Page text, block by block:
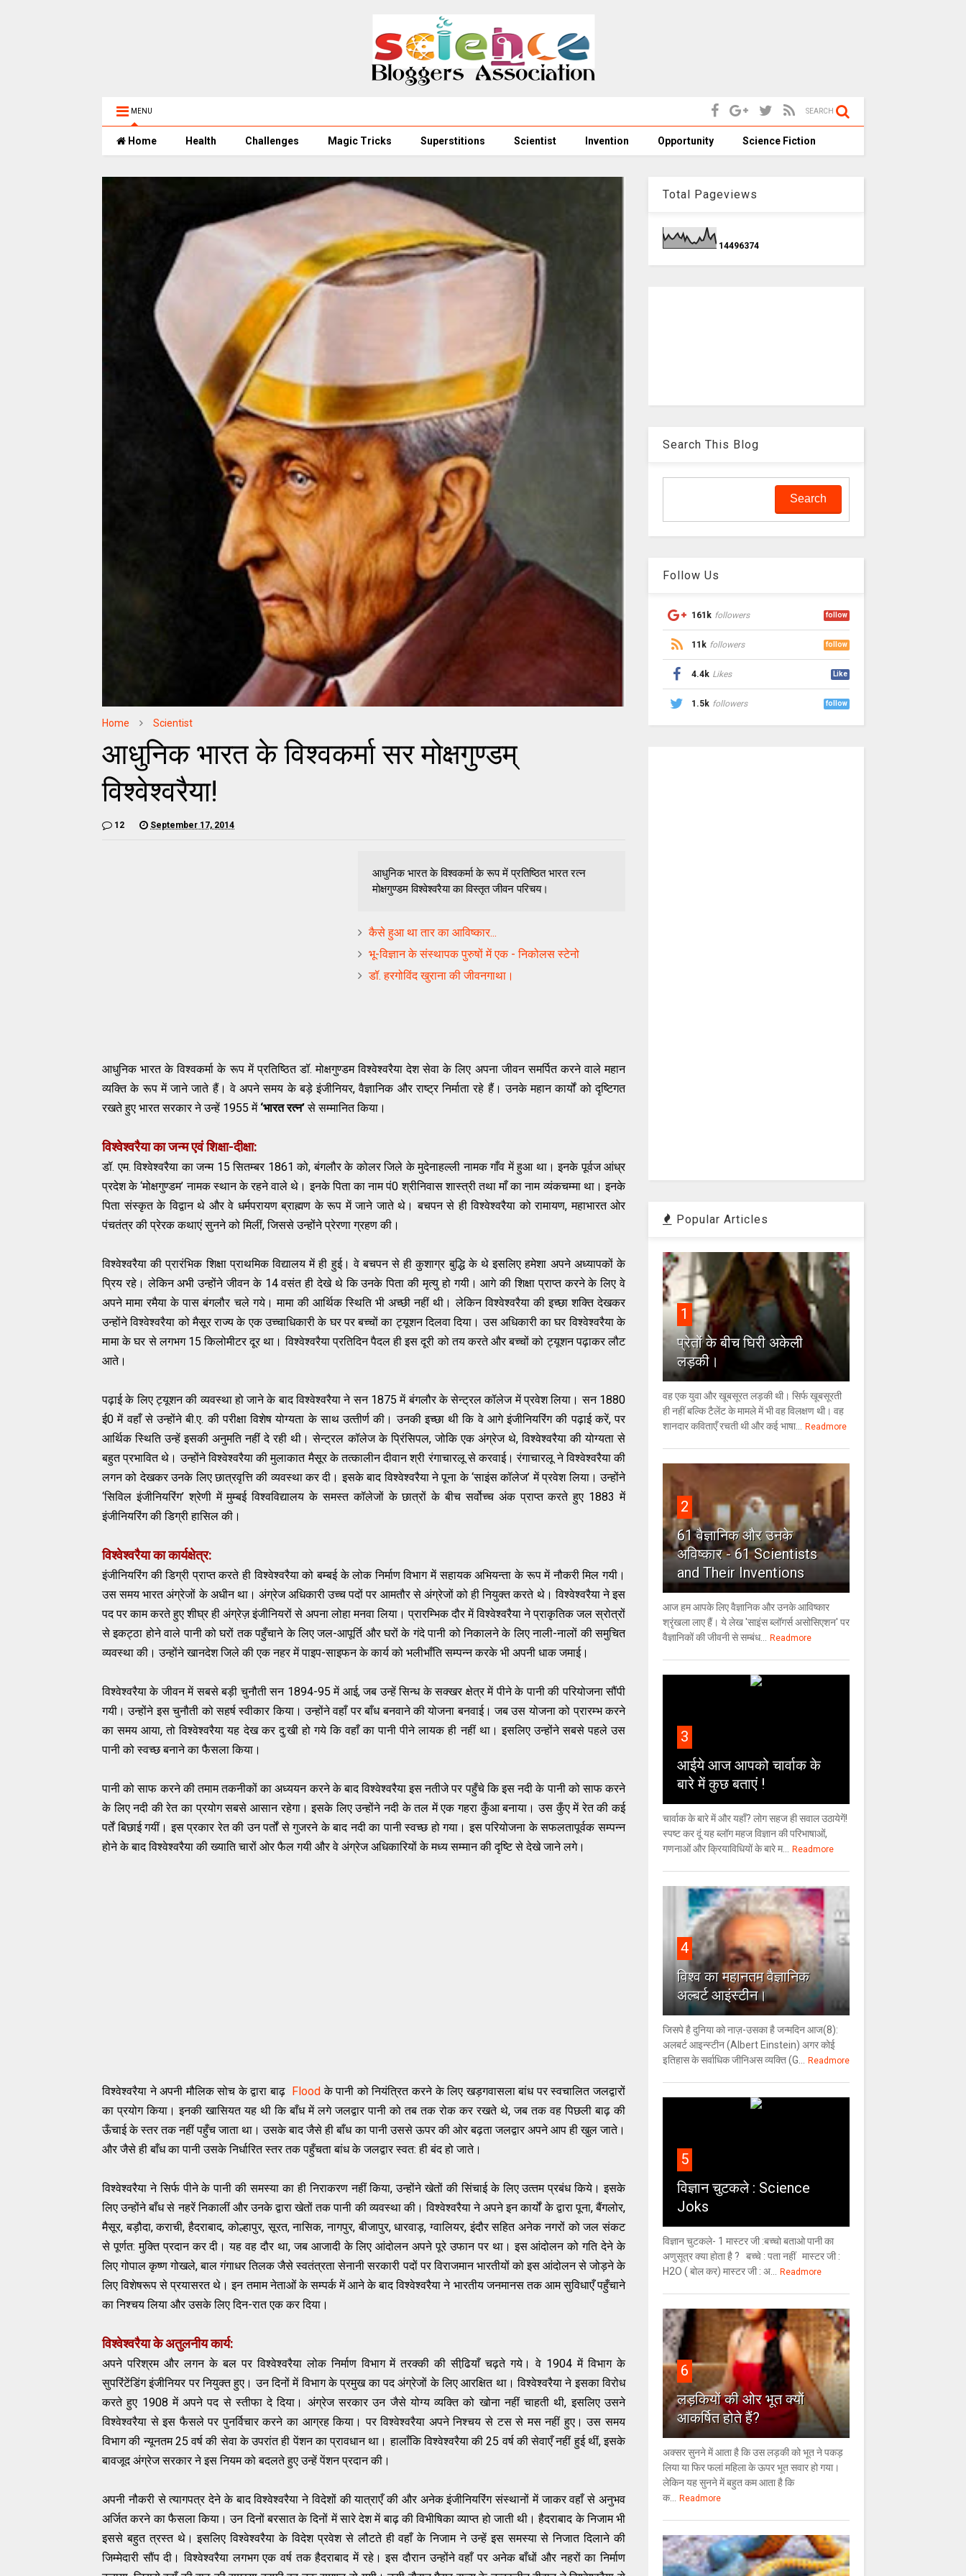
MENU SEARCH
Home Health Challenges Magic Tricks Superstitions Scientist Invention Opportunity Science Fiction
Home Scientist
आधुनिक भारत के विश्‍वकर्मा सर मोक्षगुण्‍डम्
विश्वेश्वरैया!
12 September 17, 2014
आधुनिक भारत के विश्वकर्मा के रूप में प्रतिष्ठित भारत रत्‍न
मोक्षगुण्‍डम विश्‍वेश्‍वरैया का विस्‍तृत जीवन परिचय।
कैसे हुआ था तार का आविष्‍कार...
भू-विज्ञान के संस्थापक पुरुषों में एक - निकोलस स्टेनो
डॉ. हरगोविंद खुराना की जीवनगाथा।
आधुनिक भारत के विश्वकर्मा के रूप में प्रतिष्ठित डॉ. मोक्षगुण्‍डम विश्‍वेश्‍वरैया देश सेवा के लिए अपना जीवन समर्पित करने वाले महान
व्‍यक्ति के रूप में जाने जाते हैं। वे अपने समय के बड़े इंजीनियर, वैज्ञानिक और राष्‍ट्र निर्माता रहे हैं। उनके महान कार्यों को दृष्टिगत
रखते हुए भारत सरकार ने उन्‍हें 1955 में ‘भारत रत्‍न’से सम्‍मानित किया।
विश्‍वेश्‍वरैया का जन्म एवं शिक्षा-दीक्षा:
डॉ. एम. विश्‍वेश्‍वरैया का जन्म 15 सितम्‍बर 1861 को, बंगलौर के कोलर जिले के मुदेनाहल्‍ली नामक गाँव में हुआ था। इनके पूर्वज आंध्र
प्रदेश के ‘मोक्षगुण्‍डम’ नामक स्‍थान के रहने वाले थे। इनके पिता का नाम पं0 श्रीनिवास शास्‍त्री तथा माँ का नाम व्‍यंकचम्‍मा था। इनके
पिता संस्कृत के विद्वान थे और वे धर्मपरायण ब्राह्मण के रूप में जाने जाते थे। बचपन से ही विश्‍वेश्‍वरैया को रामायण, महाभारत ओर
पंचतंत्र की प्रेरक कथाएं सुनने को मिलीं, जिससे उन्‍होंने प्रेरणा ग्रहण की।
विश्‍वेश्‍वरैया की प्रारंभिक शिक्षा प्राथमिक विद्यालय में ही हुई। वे बचपन से ही कुशाग्र बुद्धि के थे इसलिए हमेशा अपने अध्‍यापकों के
प्रिय रहे। लेकिन अभी उन्‍होंने जीवन के 14 वसंत ही देखे थे कि उनके पिता की मृत्‍यु हो गयी। आगे की शिक्षा प्राप्‍त करने के लिए वे
अपने मामा रमैया के पास बंगलौर चले गये। मामा की आर्थिक स्थिति भी अच्‍छी नहीं थी। लेकिन विश्‍वेश्‍वरैया की इच्‍छा शक्ति देखकर
उन्‍होंने विश्‍वेश्‍वरैया को मैसूर राज्‍य के एक उच्‍चाधिकारी के घर पर बच्‍चों का ट्यूशन दिलवा दिया। उस अधिकारी का घर विश्‍वेश्‍वरैया के
मामा के घर से लगभग 15 किलोमीटर दूर था। विश्‍वेश्‍वरैया प्रतिदिन पैदल ही इस दूरी को तय करते और बच्‍चों को ट्यूशन पढ़ाकर लौट
आते।
पढ़ाई के लिए ट्यूशन की व्‍यवस्‍था हो जाने के बाद विश्‍वेश्‍वरैया ने सन 1875 में बंगलौर के सेन्‍ट्रल कॉलेज में प्रवेश लिया। सन 1880
ई0 में वहाँ से उन्‍होंने बी.ए. की परीक्षा विशेष योग्‍यता के साथ उत्‍तीर्ण की। उनकी इच्‍छा थी कि वे आगे इंजीनियरिंग की पढ़ाई करें, पर
आर्थिक स्थिति उन्‍हें इसकी अनुमति नहीं दे रही थी। सेन्‍ट्रल कॉलेज के प्रिंसिपल, जोकि एक अंग्रेज थे, विश्‍वेश्‍वरैया की योग्‍यता से
बहुत प्रभावित थे। उन्‍होंने विश्‍वेश्‍वरैया की मुलाकात मैसूर के तत्‍कालीन दीवान श्री रंगाचारलू से करवाई। रंगाचारलू ने विश्‍वेश्‍वरैया की
लगन को देखकर उनके लिए छात्रवृत्ति की व्‍यवस्‍था कर दी। इसके बाद विश्‍वेश्‍वरैया ने पूना के ‘साइंस कॉलेज’ में प्रवेश लिया। उन्‍होंने
‘सिविल इंजीनियरिंग’ श्रेणी में मुम्‍बई विश्‍वविद्यालय के समस्‍त कॉलेजों के छात्रों के बीच सर्वोच्‍च अंक प्राप्‍त करते हुए 1883 में
इंजीनियरिंग की डिग्री हासिल की।
विश्‍वेश्‍वरैया का कार्यक्षेत्र:
इंजीनियरिंग की डिग्री प्राप्‍त करते ही विश्‍वेश्‍वरैया को बम्‍बई के लोक निर्माण विभाग में सहायक अभियन्‍ता के रूप में नौकरी मिल गयी।
उस समय भारत अंग्रेजों के अधीन था। अंग्रेज अधिकारी उच्‍च पदों पर आमतौर से अंग्रेजों को ही नियुक्‍त करते थे। विश्‍वेश्‍वरैया ने इस
पद पर काम करते हुए शीघ्र ही अंग्रेज़ इंजीनियरों से अपना लोहा मनवा लिया। प्रारम्भिक दौर में विश्‍वेश्‍वरैया ने प्राकृतिक जल स्रोत्रों
से इकट्ठा होने वाले पानी को घरों तक पहुँचाने के लिए जल-आपूर्ति और घरों के गंदे पानी को निकालने के लिए नाली-नालों की समुचित
व्‍यवस्‍था की। उन्‍होंने खानदेश जिले की एक नहर में पाइप-साइफन के कार्य को भलीभाँति सम्‍पन्‍न करके भी अपनी धाक जमाई।
विश्‍वेश्‍वरैया के जीवन में सबसे बड़ी चुनौती सन 1894-95 में आई, जब उन्‍हें सिन्ध के सक्खर क्षेत्र में पीने के पानी की परियोजना सौंपी
गयी। उन्होंने इस चुनौती को सहर्ष स्वीकार किया। उन्‍होंने वहाँ पर बाँध बनवाने की योजना बनवाई। जब उस योजना को प्रारम्‍भ करने
का समय आया, तो विश्‍वेश्‍वरैया यह देख कर दु:खी हो गये कि वहाँ का पानी पीने लायक ही नहीं था। इसलिए उन्‍होंने सबसे पहले उस
पानी को स्‍वच्‍छ बनाने का फैसला किया।
पानी को साफ करने की तमाम तकनीकों का अध्‍ययन करने के बाद विश्‍वेश्‍वरैया इस नतीजे पर पहुँचे कि इस नदी के पानी को साफ करने
के लिए नदी की रेत का प्रयोग सबसे आसान रहेगा। इसके लिए उन्‍होंने नदी के तल में एक गहरा कुँआ बनाया। उस कुँए में रेत की कई
पर्तें बिछाई गयीं। इस प्रकार रेत की उन पर्तों से गुजरने के बाद नदी का पानी स्‍वच्‍छ हो गया। इस परियोजना के सफलतापूर्वक सम्‍पन्‍न
होने के बाद विश्‍वेश्‍वरैया की ख्‍याति चारों ओर फैल गयी और वे अंग्रेज अधिकारियों के मध्‍य सम्‍मान की दृष्टि से देखे जाने लगे।
विश्‍वेश्‍वरैया ने अपनी मौलिक सोच के द्वारा बाढ़ Flood के पानी को नियंत्रित करने के लिए खड़गवासला बांध पर स्वचालित जलद्वारों
का प्रयोग किया। इनकी खासियत यह थी कि बाँध में लगे जलद्वार पानी को तब तक रोक कर रखते थे, जब तक वह पिछली बाढ़ की
ऊँचाई के स्‍तर तक नहीं पहुँच जाता था। उसके बाद जैसे ही बाँध का पानी उससे ऊपर की ओर बढ़ता जलद्वार अपने आप ही खुल जाते।
और जैसे ही बाँध का पानी उसके निर्धारित स्‍तर तक पहुँचता बांध के जलद्वार स्‍वत: ही बंद हो जाते।
विश्‍वेश्‍वरैया ने सिर्फ पीने के पानी की समस्‍या का ही निराकरण नहीं किया, उन्‍होंने खेतों की सिंचाई के लिए उत्‍तम प्रबंध किये। इसके
लिए उन्‍होंने बाँध से नहरें निकालीं और उनके द्वारा खेतों तक पानी की व्‍यवस्‍था की। विश्‍वेश्‍वरैया ने अपने इन कार्यों के द्वारा पूना, बैंगलोर,
मैसूर, बड़ौदा, कराची, हैदराबाद, कोल्हापुर, सूरत, नासिक, नागपुर, बीजापुर, धारवाड़, ग्वालियर, इंदौर सहित अनेक नगरों को जल संकट
से पूर्णत: मुक्ति प्रदान कर दी। यह वह दौर था, जब आजादी के लिए आंदोलन अपने पूरे उफान पर था। इस आंदोलन को गति देने के
लिए गोपाल कृष्ण गोखले, बाल गंगाधर तिलक जैसे स्‍वतंत्रता सेनानी सरकारी पदों पर विराजमान भारतीयों को इस आंदोलन से जोड़ने के
लिए विशेषरूप से प्रयासरत थे। इन तमाम नेताओं के सम्‍पर्क में आने के बाद विश्‍वेश्‍वरैया ने भारतीय जनमानस तक आम सुविधाएँ पहुँचाने
का निश्‍चय लिया और उसके लिए दिन-रात एक कर दिया।
विश्‍वेश्‍वरैया के अतुलनीय कार्य:
अपने परिश्रम और लगन के बल पर विश्‍वेश्‍वरैया लोक निर्माण विभाग में तरक्‍की की सीढि़याँ चढ़ते गये। वे 1904 में विभाग के
सुपरिंटेंडिंग इंजीनियर पर नियुक्‍त हुए। उन दिनों में विभाग के प्रमुख का पद अंग्रेजों के लिए आरक्षित था। विश्‍वेश्‍वरैया ने इसका विरोध
करते हुए 1908 में अपने पद से स्‍तीफा दे दिया। अंग्रेज सरकार उन जैसे योग्‍य व्‍यक्ति को खोना नहीं चाहती थी, इसलिए उसने
विश्‍वेश्‍वरैया से इस फैसले पर पुनर्विचार करने का आग्रह किया। पर विश्‍वेश्‍वरैया अपने निश्‍चय से टस से मस नहीं हुए। उस समय
विभाग की न्‍यूनतम 25 वर्ष की सेवा के उपरांत ही पेंशन का प्रावधान था। हालाँकि विश्‍वेश्‍वरैया की 25 वर्ष की सेवाएँ नहीं हुई थीं, इसके
बावजूद अंग्रेज सरकार ने इस नियम को बदलते हुए उन्‍हें पेंशन प्रदान की।
अपनी नौकरी से त्‍यागपत्र देने के बाद विश्‍वेश्‍वरैया ने विदेशों की यात्राएँ की और अनेक इंजीनियरिंग संस्‍थानों में जाकर वहाँ से अनुभव
अर्जित करने का फैसला किया। उन दिनों बरसात के दिनों में सारे देश में बाढ़ की विभीषिका व्‍याप्‍त हो जाती थी। हैदराबाद के निजाम भी
इससे बहुत त्रस्‍त थे। इसलिए विश्‍वेश्‍वरैया के विदेश प्रवेश से लौटते ही वहाँ के निजाम ने उन्‍हें इस समस्‍या से निजात दिलाने की
जिम्‍मेदारी सौंप दी। विश्‍वेश्‍वरैया लगभग एक वर्ष तक हैदराबाद में रहे। इस दौरान उन्‍होंने वहाँ पर अनेक बाँधों और नहरों का निर्माण
Total Pageviews
1 4496374
Search This Blog
Follow Us
161k followers follow
11k followers follow
4.4k Likes Like
1.5k followers follow
Popular Articles
1
प्रेतों के बीच घिरी अकेली
लड़की।
वह एक युवा और खूबसूरत लड़की थी। सिर्फ खूबसूरती
ही नहीं बल्कि टैलेंट के मामले में भी वह विलक्षण थी। वह
शानदार कविताएँ रचती थी और कई भाषा...
Readmore
2
61 वैज्ञानिक और उनके
अविष्कार - 61 Scientists
and Their Inventions
आज हम आपके लिए वैज्ञानिक और उनके आविष्कार
श्रृंखला लाए हैं। ये लेख 'साइंस ब्लॉगर्स असोसिएशन' पर
वैज्ञा‍निकों की जीवनी से सम्बंध...
Readmore
3
आईये आज आपको चार्वाक के
बारे में कुछ बताएं !
चार्वाक के बारे में और यहाँ? लोग सहज ही सवाल उठायेगें!
स्पष्ट कर दूं यह ब्लॉग महज विज्ञान की परिभाषाओं,
गणनाओं और क्रियाविधियों के बारे म...
Readmore
4
विश्‍व का महानतम वैज्ञानिक
अल्बर्ट आइंस्टीन।
जिसपे है दुनिया को नाज़-उसका है जन्मदिन आज(8):
अलबर्ट आइन्स्टीन (Albert Einstein) अगर कोई
इतिहास के सर्वाधिक जीनिअस व्यक्ति (G...
Readmore
5
विज्ञान चुटकले : Science
Joks
विज्ञान चुटकले- 1 मास्टर जी :बच्चो बताओ पानी का
अणुसूत्र क्या होता है ? बच्चे : पता नहीं मास्टर जी :
H2O ( बोल कर) मास्टर जी : अ...
Readmore
6
लड़कियों की ओर भूत क्‍यों
आकर्षित होते हैं?
अक्सर सुनने में आता है कि उस लड़की को भूत ने पकड़
लिया या फिर फलां महिला के ऊपर भूत सवार हो गया।
लेकिन यह सुनने में बहुत कम आता है कि
क...
Readmore